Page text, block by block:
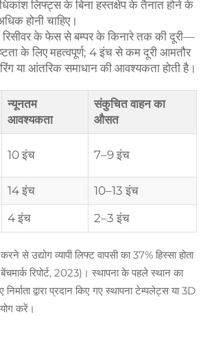
लिफ्ट्स के बिना हस्तक्षेप के तैनात होने के
होनी चाहिए।
रिसीवर के फेस से बम्पर के किनारे तक की दूरी—
के लिए महत्वपूर्ण; 4 इंच से कम दूरी आमतौर
या आंतरिक समाधान की आवश्यकता होती है।
न्यूनतम
आवश्यकता
संकुचित वाहन का
औसत
10 इंच 7–9 इंच
14 इंच
10–13 इंच
4 इंच 2–3 इंच
से उद्योग व्यापी लिफ्ट वापसी का 37% हिस्सा होता
बेंचमार्क रिपोर्ट, 2023)। स्थापना के पहले स्थान का
द्वारा प्रदान किए गए स्थापना टेम्पलेट्स या 3D
करें।